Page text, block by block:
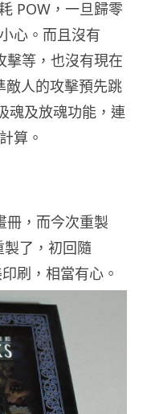
POW，一旦歸零
心。而且沒有
擊等，也沒有現在
敵人的攻擊預先跳
魂及放魂功能，連
算。
冊，而今次重製
製了，初回隨
刷，相當有心。